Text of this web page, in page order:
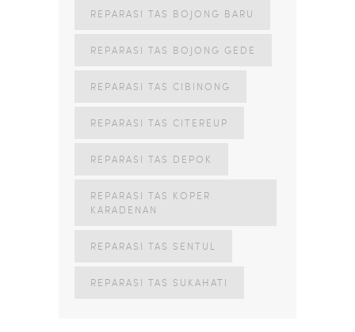
REPARASI TAS BOJONG BARU
REPARASI TAS BOJONG GEDE
REPARASI TAS CIBINONG
REPARASI TAS CITEREUP
REPARASI TAS DEPOK
REPARASI TAS KOPER
KARADENAN
REPARASI TAS SENTUL
REPARASI TAS SUKAHATI